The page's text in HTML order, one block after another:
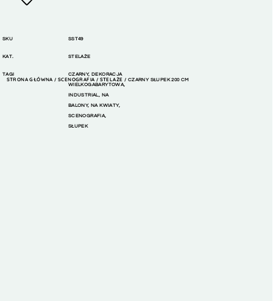
SKU SST49
KAT. STELAŻE
TAGI CZARNY, DEKORACJA
WIELKOGABARYTOWA
INDUSTRIAL
NA
BALONY, NA KWIATY,
SCENOGRAFIA
SŁUPEK
STRONA GŁÓWNA /SCENOGRAFIA / STELAŻE / CZARNY SŁUPEK 200 CM